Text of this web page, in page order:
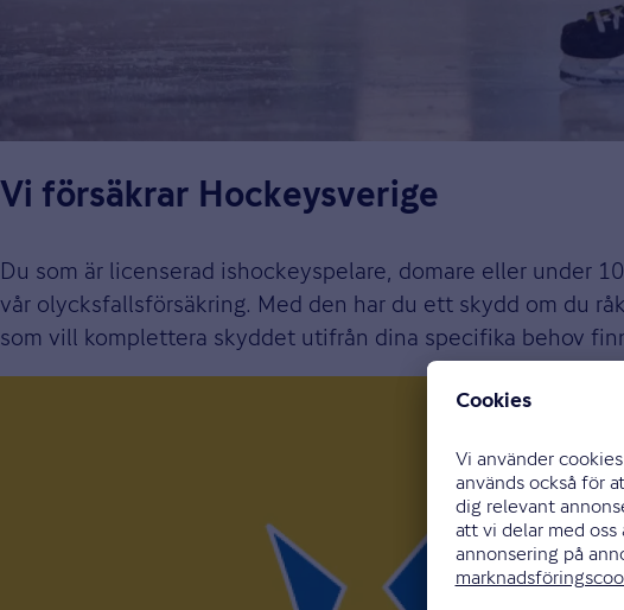
Vi försäkrar Hockeysverige
Du som är licenserad ishockeyspelare, domare eller under
vår olycksfallsförsäkring. Med den har du ett skydd om du
som vill komplettera skyddet utifrån dina specifika behov